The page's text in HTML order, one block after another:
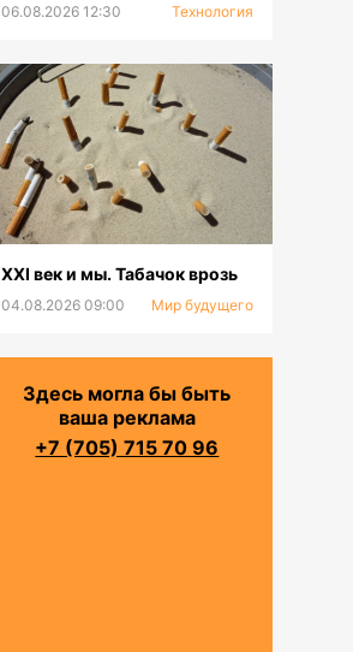
«Бурабай»
06.08.2026 12:30 Технология
XXI век и мы. Табачок врозь
04.08.2026 09:00 Мир будущего
Здесь могла бы быть
ваша реклама
+7 (705) 715 70 96